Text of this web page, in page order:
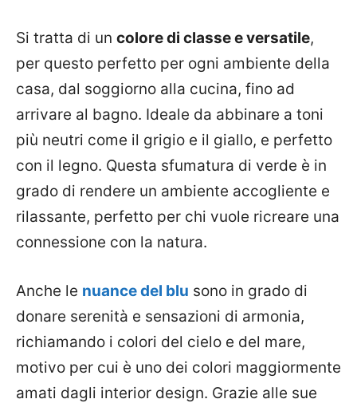
Si tratta di un colore di classe e versatile,
per questo perfetto per ogni ambiente della
casa, dal soggiorno alla cucina, fino ad
arrivare al bagno. Ideale da abbinare a toni
più neutri come il grigio e il giallo, e perfetto
con il legno. Questa sfumatura di verde è in
grado di rendere un ambiente accogliente e
rilassante, perfetto per chi vuole ricreare una
connessione con la natura.
Anche le nuance del blu sono in grado di
donare serenità e sensazioni di armonia,
richiamando i colori del cielo e del mare,
motivo per cui è uno dei colori maggiormente
amati dagli interior design. Grazie alle sue